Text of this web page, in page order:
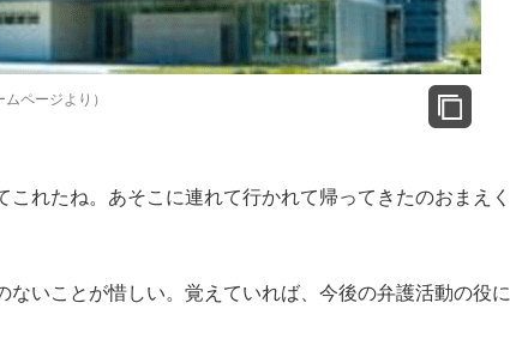
ページより）
れたね。あそこに連れて行かれて帰ってきたのおまえく
いことが惜しい。覚えていれば、今後の弁護活動の役に